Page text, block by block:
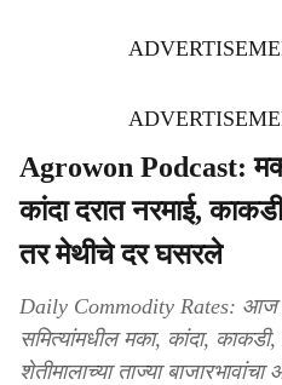
Agrowon Podcast:
कांदा दरात नरमाई,
तर मेथीचे दर घसरले
Daily Commodity Rates: आज
समित्यांमधील मका, कांदा,
शेतीमालाच्या ताज्या